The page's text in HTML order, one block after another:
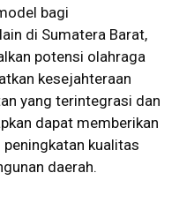
bagi
di Sumatera Barat,
potensi olahraga
kesejahteraan
yang terintegrasi dan
dapat memberikan
kualitas
daerah.